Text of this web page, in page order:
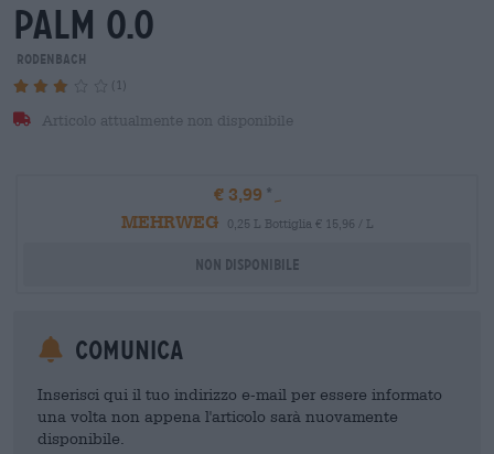
palm 0.0
Rodenbach
(1)
Articolo attualmente non disponibile
€ 3,99
MEHRWEG
0,25 L Bottiglia € 15,96 / L
Non disponibile
Comunica
Inserisci qui il tuo indirizzo e-mail per essere informato
una volta non appena l'articolo sarà nuovamente
disponibile.